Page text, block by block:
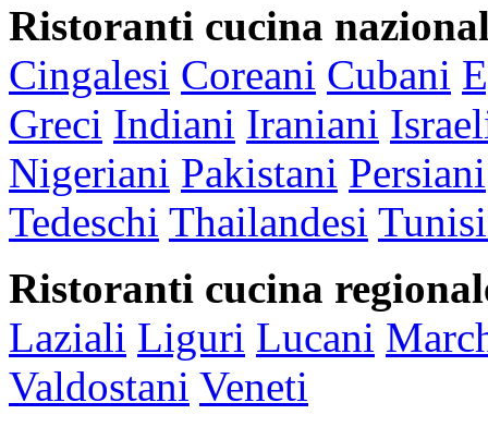
Ristoranti cucina
Cingalesi Coreani Cubani
Greci Indiani Iraniani
Nigeriani Pakistani Persiani
Tedeschi Thailandesi
Ristoranti cucina
Laziali Liguri Lucani
Valdostani Veneti